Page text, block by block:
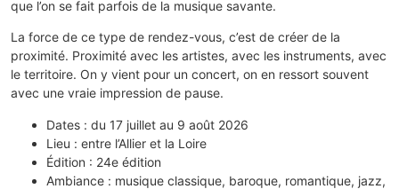
que l’on se fait parfois de la musique savante.
La force de ce type de rendez-vous, c’est de créer de la
proximité. Proximité avec les artistes, avec les instruments, avec
le territoire. On y vient pour un concert, on en ressort souvent
avec une vraie impression de pause.
Dates : du 17 juillet au 9 août 2026
Lieu : entre l’Allier et la Loire
Édition : 24e édition
Ambiance : musique classique, baroque, romantique, jazz,